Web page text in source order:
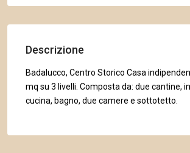
Descrizione
Badalucco, Centro Storico Casa
mq su 3 livelli. Composta da: due cantine,
cucina, bagno, due camere e sottotetto.